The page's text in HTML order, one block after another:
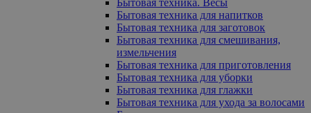
Бытовая техника для напитков
Бытовая техника для заготовок
Бытовая техника для смешивания,
измельчения
Бытовая техника для приготовления
Бытовая техника для уборки
Бытовая техника для глажки
Бытовая техника для ухода за волосами